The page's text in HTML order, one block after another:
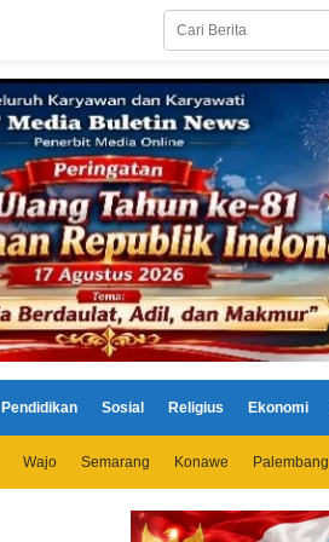
Pendidikan Sosial Religius Ekonomi
Wajo Semarang Konawe Palembang